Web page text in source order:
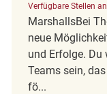
Verfügbare Stellen
MarshallsBei
neue
und Erfolge. Du
Teams sein,
fö...